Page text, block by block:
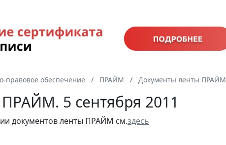
правовое обеспечение ПРАЙМ Документы ленты ПРАЙМ
5 сентября 2011
документов ленты ПРАЙМ см.здесь